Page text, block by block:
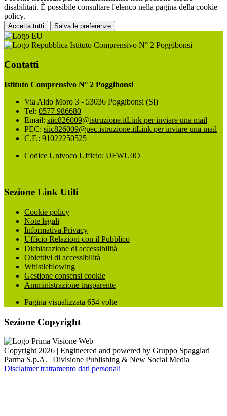
disabilitati. È possibile consultare l'elenco nella pagina della cookie
policy.
Accetta tutti Salva le preferenze
Istituto Comprensivo N° 2 Poggibonsi
Contatti
Istituto Comprensivo N° 2 Poggibonsi
Via Aldo Moro 3 - 53036 Poggibonsi (SI)
Tel: 0577 986680
Email: siic826009@istruzione.itLink per inviare una mail
PEC: siic826009@pec.istruzione.itLink per inviare una mail
C.F.: 91022250525
Codice Univoco Ufficio: UFWU0O
Sezione Link Utili
Cookie policy
Note legali
Informativa Privacy
Ufficio Relazioni con il Pubblico
Dichiarazione di accessibilità
Obiettivi di accessibilità
Whistleblowing
Gestione consensi cookie
Amministrazione trasparente
Pagina visualizzata 654 volte
Sezione Copyright
Copyright 2026 | Engineered and powered by Gruppo Spaggiari
Parma S.p.A. | Divisione Publishing & New Social Media
Disclaimer trattamento dati personali